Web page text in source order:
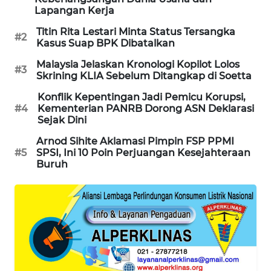
Lapangan Kerja
#2
Titin Rita Lestari Minta Status Tersangka
Kasus Suap BPK Dibatalkan
#3
Malaysia Jelaskan Kronologi Kopilot Lolos
Skrining KLIA Sebelum Ditangkap di Soetta
#4
Konflik Kepentingan Jadi Pemicu Korupsi,
Kementerian PANRB Dorong ASN Deklarasi
Sejak Dini
#5
Arnod Sihite Aklamasi Pimpin FSP PPMI
SPSI, Ini 10 Poin Perjuangan Kesejahteraan
Buruh
SIBARAGAS
NEWS
METRO
SIANTAR
METRO
NEWS
KRT
NEWS